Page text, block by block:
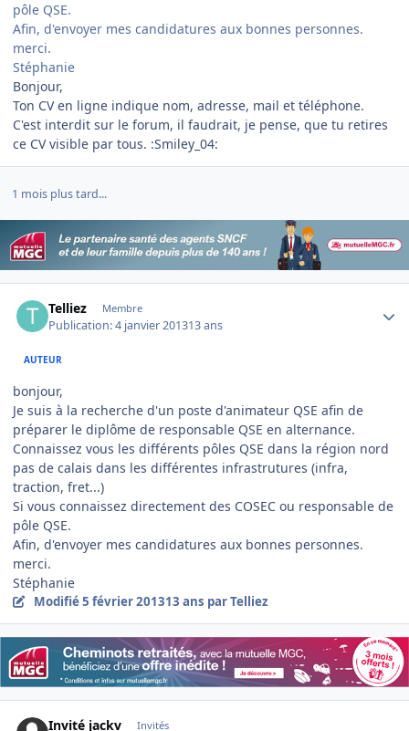
pôle QSE.
Afin, d'envoyer mes candidatures aux bonnes personnes.
merci.
Stéphanie
Bonjour,
Ton CV en ligne indique nom, adresse, mail et téléphone.
C'est interdit sur le forum, il faudrait, je pense, que tu retires
ce CV visible par tous. :Smiley_04:
1 mois plus tard...
Telliez Membre
Publication:4 janvier 201313 ans
AUTEUR
bonjour,
Je suis à la recherche d'un poste d'animateur QSE afin de
préparer le diplôme de responsable QSE en alternance.
Connaissez vous les différents pôles QSE dans la région nord
pas de calais dans les différentes infrastrutures (infra,
traction, fret...)
Si vous connaissez directement des COSEC ou responsable de
pôle QSE.
Afin, d'envoyer mes candidatures aux bonnes personnes.
merci.
Stéphanie
Modifié5 février 201313 ans par Telliez
Invité jackv Invités